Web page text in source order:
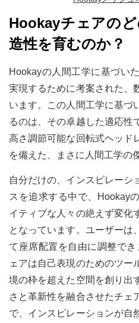
Hookayチェアの
造性を育むのか？
Hookayの人間工学に基づい
実現するために考案された、
います。この人間工学に基づ
るのは、その卓越した適応性
高さ調節可能な回転式ヘッド
を備えた、まさに人間工学の
自分だけの、インスピレーシ
スを追求する中で、Hookay
イティブな人々の絶えず変化
となっています。ユーザーは
て座席配置を自由に調整で
ェアは自己表現のためのツー
境の枠を超えた空間を創り出
さと革新性を融合させたチェ
で、インスピレーションが自